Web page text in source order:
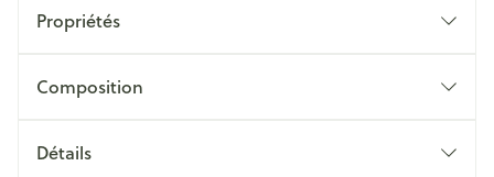
Propriétés
Composition
Détails